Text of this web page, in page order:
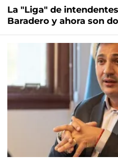
La "Liga" de
Baradero y ahora son